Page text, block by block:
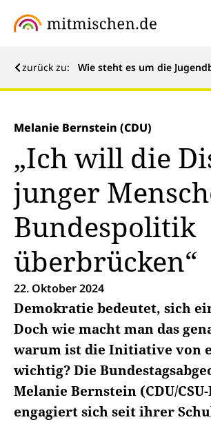
zurück zu: Wie steht es um die
Melanie Bernstein (CDU)
„Ich will die
junger
Bundespolitik
überbrücken“
22. Oktober 2024
Demokratie bedeutet, sich
Doch wie macht man das
warum ist die Initiative von
wichtig? Die
Melanie Bernstein (CDU/
engagiert sich seit ihrer